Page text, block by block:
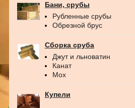
Бани, срубы
Рубленные срубы
Обрезной брус
Сборка сруба
Джут и льноватин
Канат
Мох
Купели